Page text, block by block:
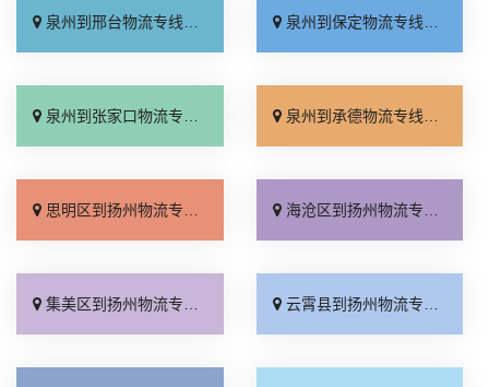
泉州到邢台物流专线_天天发车「高速快运」 泉州到保定物流专线_快运有保障「一站直达」
泉州到张家口物流专线_直达特快专线「门到门接送」 泉州到承德物流专线_直达到站「运费多少」
思明区到扬州物流专线_需要几天「几天到达」 海沧区到扬州物流专线_多久能到「省事省心」
集美区到扬州物流专线_资质齐全「物流拼车」 云霄县到扬州物流专线_直达特快专线「零担配货」